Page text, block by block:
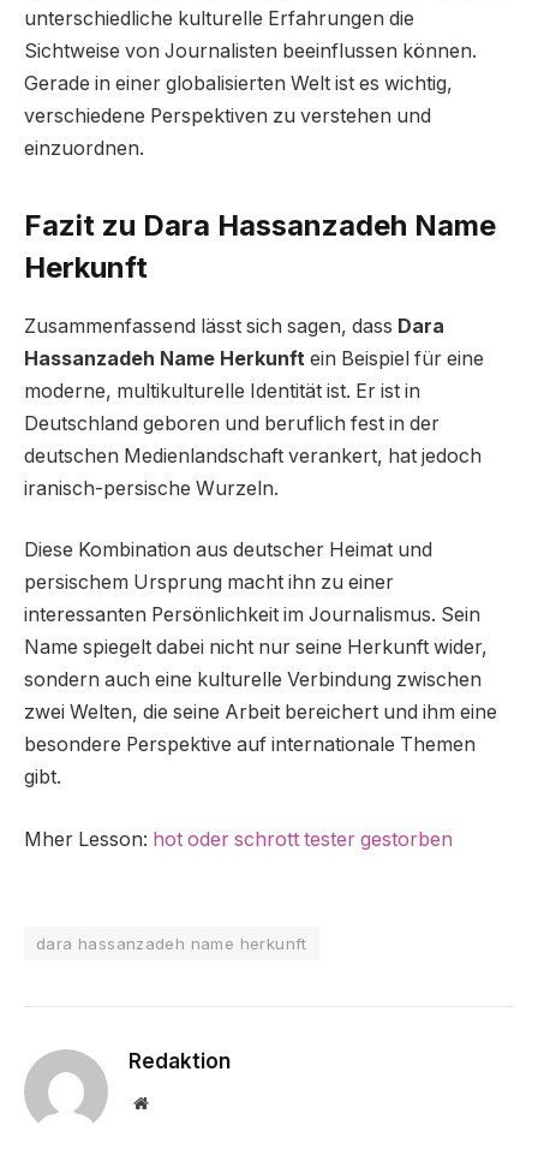
unterschiedliche kulturelle Erfahrungen die
Sichtweise von Journalisten beeinflussen können.
Gerade in einer globalisierten Welt ist es wichtig,
verschiedene Perspektiven zu verstehen und
einzuordnen.
Fazit zu Dara Hassanzadeh Name
Herkunft
Zusammenfassend lässt sich sagen, dass Dara
Hassanzadeh Name Herkunft ein Beispiel für eine
moderne, multikulturelle Identität ist. Er ist in
Deutschland geboren und beruflich fest in der
deutschen Medienlandschaft verankert, hat jedoch
iranisch-persische Wurzeln.
Diese Kombination aus deutscher Heimat und
persischem Ursprung macht ihn zu einer
interessanten Persönlichkeit im Journalismus. Sein
Name spiegelt dabei nicht nur seine Herkunft wider,
sondern auch eine kulturelle Verbindung zwischen
zwei Welten, die seine Arbeit bereichert und ihm eine
besondere Perspektive auf internationale Themen
gibt.
Mher Lesson: hot oder schrott tester gestorben
dara hassanzadeh name herkunft
Redaktion
Website